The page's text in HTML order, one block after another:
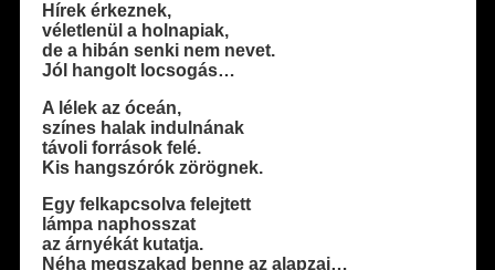
Hírek érkeznek,
véletlenül a holnapiak,
de a hibán senki nem nevet.
Jól hangolt locsogás…
A lélek az óceán,
színes halak indulnának
távoli források felé.
Kis hangszórók zörögnek.
Egy felkapcsolva felejtett
lámpa naphosszat
az árnyékát kutatja.
Néha megszakad benne az alapzaj…